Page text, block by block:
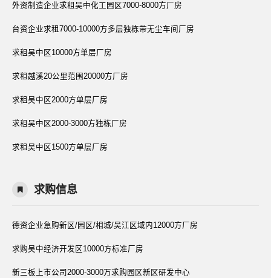
外资制造企业求租吴中化工园区7000-8000方厂房
台资企业求租7000-10000方多层独栋带无尘车间厂房
求租吴中区10000方单层厂房
求租越溪20公里范围20000方厂房
求租吴中区2000方单层厂房
求租吴中区2000-3000方独栋厂房
求租吴中区1500方单层厂房
求购信息
德资企业急购新区/园区/相城/吴江区域内12000方厂房
求购吴中经济开发区10000方标准厂房
新三板上市公司2000-3000万求购园区新区研发中心